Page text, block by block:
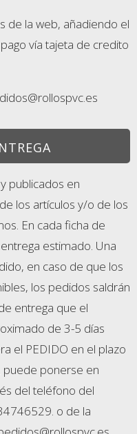
de la web, añadiendo el
vía tajeta de credito
publicados en
los artículos y/o de los
En cada ficha de
estimado. Una
en caso de que los
los pedidos saldrán
entrega que el
de 3-5 días
el PEDIDO en el plazo
puede ponerse en
del teléfono del
o de la